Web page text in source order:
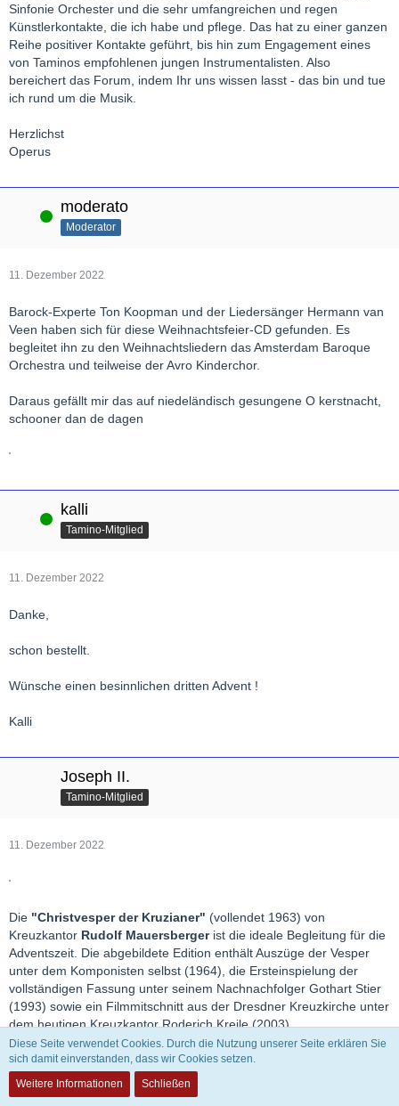
Sinfonie Orchester und die sehr umfangreichen und regen
Künstlerkontakte, die ich habe und pflege. Das hat zu einer ganzen
Reihe positiver Kontakte geführt, bis hin zum Engagement eines
von Taminos empfohlenen jungen Instrumentalisten. Also
bereichert das Forum, indem Ihr uns wissen lasst - das bin und tue
ich rund um die Musik.
Herzlichst
Operus
Online moderato
Moderator
11. Dezember 2022
Barock-Experte Ton Koopman und der Liedersänger Hermann van
Veen haben sich für diese Weihnachtsfeier-CD gefunden. Es
begleitet ihn zu den Weihnachtsliedern das Amsterdam Baroque
Orchestra und teilweise der Avro Kinderchor.
Daraus gefällt mir das auf niedeländisch gesungene O kerstnacht,
schooner dan de dagen
Online kalli
Tamino-Mitglied
11. Dezember 2022
Danke,
schon bestellt.
Wünsche einen besinnlichen dritten Advent !
Kalli
Joseph II.
Tamino-Mitglied
11. Dezember 2022
Die "Christvesper der Kruzianer" (vollendet 1963) von
Kreuzkantor Rudolf Mauersbergerist die ideale Begleitung für die
Adventszeit. Die abgebildete Edition enthält Auszüge der Vesper
unter dem Komponisten selbst (1964), die Ersteinspielung der
vollständigen Fassung unter seinem Nachnachfolger Gothart Stier
(1993) sowie ein Filmmitschnitt aus der Dresdner Kreuzkirche unter
dem heutigen Kreuzkantor Roderich Kreile (2003).
astewes
Administrator
Diese Seite verwendet Cookies. Durch die Nutzung unserer Seite erklären Sie
sich damit einverstanden, dass wir Cookies setzen.
Weitere Informationen
Schließen